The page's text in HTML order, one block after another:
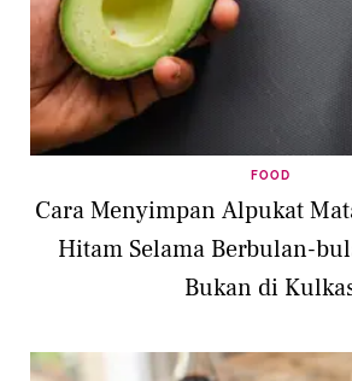
FOOD
Cara Menyimpan Alpukat
Hitam Selama Berbulan-
Bukan di